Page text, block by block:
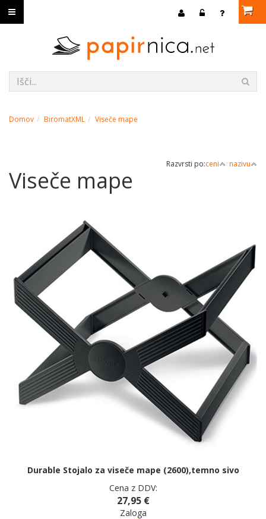
Domov BiromatXML Viseče mape
Razvrsti po:ceni nazivu
Viseče mape
Durable Stojalo za viseče mape (2600),temno sivo
Cena z DDV:
27,95 €
Zaloga